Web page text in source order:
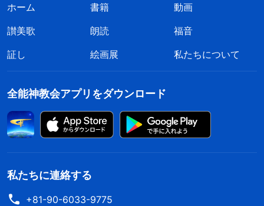
ホーム 書籍
動画
讃美歌
朗読
福音
証し
絵画展 私たちについて
全能神教会アプリをダウンロード
私たちに連絡する
+81-90-6033-9775